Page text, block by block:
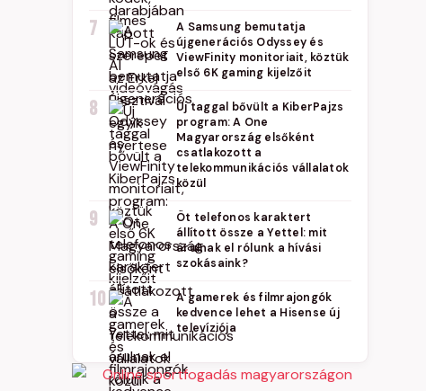
7
A Samsung bemutatja
újgenerációs Odyssey és
ViewFinity monitoriait, köztük
első 6K gaming kijelzőit
8
Új taggal bővült a KiberPajzs
program: A One
Magyarország elsőként
csatlakozott a
telekommunikációs vállalatok
közül
9
Öt telefonos karaktert
állított össze a Yettel: mit
árulnak el rólunk a hívási
szokásaink?
10
A gamerek és filmrajongók
kedvence lehet a Hisense új
televíziója